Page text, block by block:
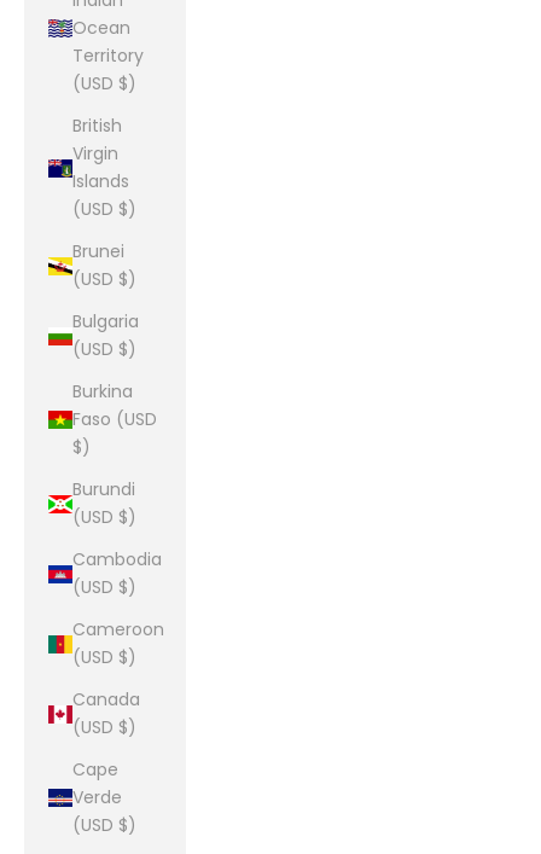
Ocean
Territory
(USD $)
British
Virgin
Islands
(USD $)
Brunei
(USD $)
Bulgaria
(USD $)
Burkina
Faso (USD
$)
Burundi
(USD $)
Cambodia
(USD $)
Cameroon
(USD $)
Canada
(USD $)
Cape
Verde
(USD $)